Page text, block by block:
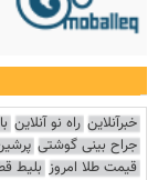
خبرآنلاین راه نو آنلاین
جراح بینی گوشتی
قیمت طلا امروز بلیط